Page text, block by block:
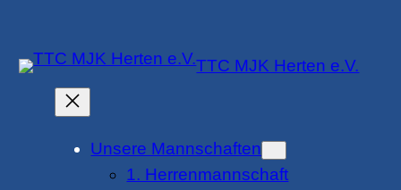
springen
TTC MJK Herten e.V.
Unsere Mannschaften
1. Herrenmannschaft